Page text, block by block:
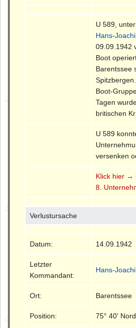
U 589,
Hans-
09.09.1942
Boot
Barentssee
Boot-
Tagen
britischen
U 589
versenken
Klick hier →
8.
Verlustursache
Datum: 14.09.1942
Letzter
Kommandant:
Hans-
Ort: Barentssee
Position: 75° 40'